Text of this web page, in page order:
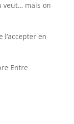
veut… mais on
en
Entre